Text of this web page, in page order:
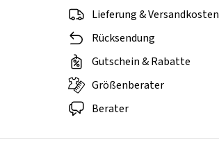
Lieferung & Versandkosten
Rücksendung
Gutschein & Rabatte
Größenberater
Berater